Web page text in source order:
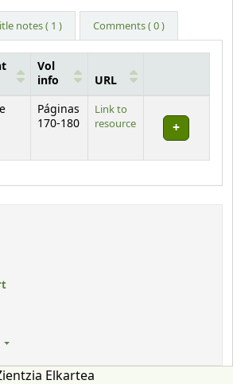
notes ( 1 ) Comments ( 0 )
Vol
info
URL
Páginas
170-180
Link to
resource
Elkartea